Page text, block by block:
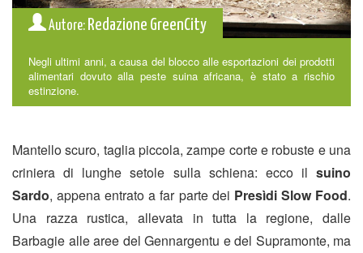
Autore: Redazione GreenCity
Negli ultimi anni, a causa del blocco alle esportazioni dei prodotti
alimentari dovuto alla peste suina africana, è stato a rischio
estinzione.
Mantello scuro, taglia piccola, zampe corte e robuste e una
criniera di lunghe setole sulla schiena: ecco il suino
Sardo, appena entrato a far parte dei Presìdi Slow Food.
Una razza rustica, allevata in tutta la regione, dalle
Barbagie alle aree del Gennargentu e del Supramonte, ma